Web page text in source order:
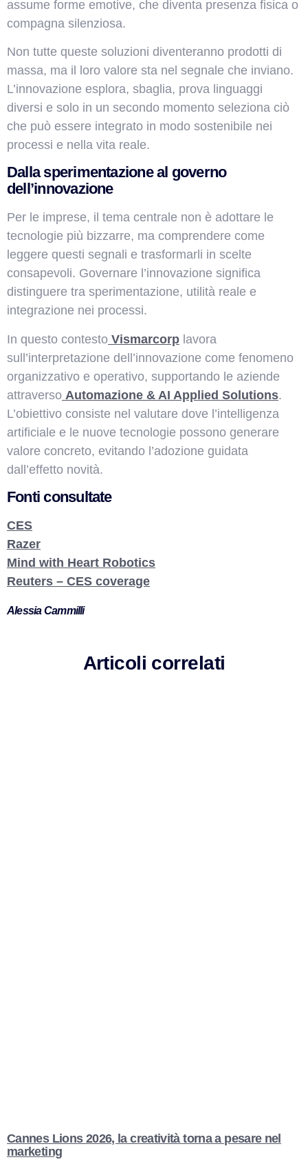
assume forme emotive, che diventa presenza fisica o
compagna silenziosa.
Non tutte queste soluzioni diventeranno prodotti di
massa, ma il loro valore sta nel segnale che inviano.
L’innovazione esplora, sbaglia, prova linguaggi
diversi e solo in un secondo momento seleziona ciò
che può essere integrato in modo sostenibile nei
processi e nella vita reale.
Dalla sperimentazione al governo
dell’innovazione
Per le imprese, il tema centrale non è adottare le
tecnologie più bizzarre, ma comprendere come
leggere questi segnali e trasformarli in scelte
consapevoli. Governare l’innovazione significa
distinguere tra sperimentazione, utilità reale e
integrazione nei processi.
In questo contesto Vismarcorp lavora
sull’interpretazione dell’innovazione come fenomeno
organizzativo e operativo, supportando le aziende
attraverso Automazione & AI Applied Solutions.
L’obiettivo consiste nel valutare dove l’intelligenza
artificiale e le nuove tecnologie possono generare
valore concreto, evitando l’adozione guidata
dall’effetto novità.
Fonti consultate
CES
Razer
Mind with Heart Robotics
Reuters – CES coverage
Alessia Cammilli
Articoli correlati
Cannes Lions 2026, la creatività torna a pesare nel
marketing